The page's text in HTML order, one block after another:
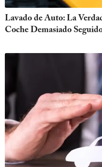
Lavado de Auto: La
Coche Demasiado